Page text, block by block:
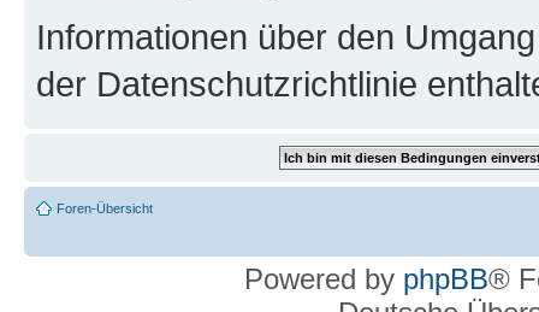
Informationen über den
der Datenschutzrichtlinie
Foren-Übersicht
Powered by phpBB®